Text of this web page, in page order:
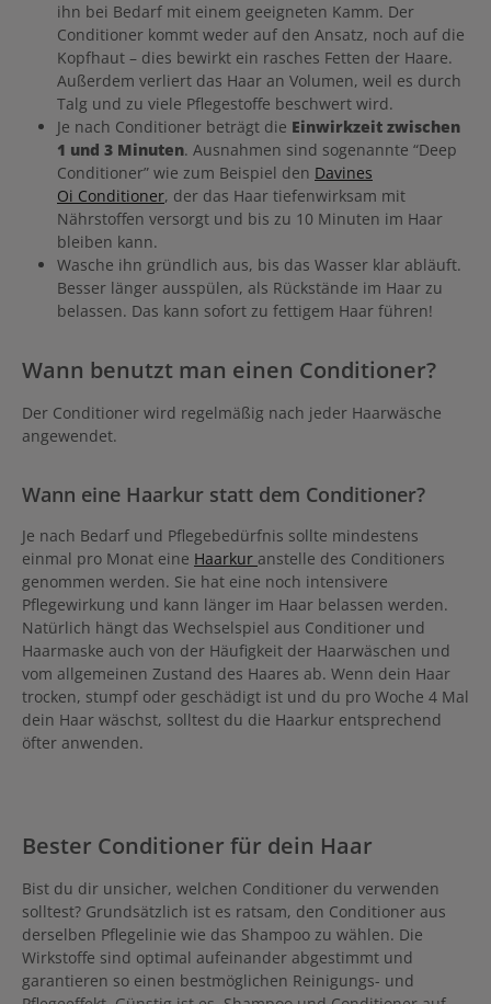
ihn bei Bedarf mit einem geeigneten Kamm. Der
Conditioner kommt weder auf den Ansatz, noch auf die
Kopfhaut – dies bewirkt ein rasches Fetten der Haare.
Außerdem verliert das Haar an Volumen, weil es durch
Talg und zu viele Pflegestoffe beschwert wird.
Je nach Conditioner beträgt die Einwirkzeit zwischen
1 und 3 Minuten. Ausnahmen sind sogenannte “Deep
Conditioner” wie zum Beispiel den Davines
Oi Conditioner, der das Haar tiefenwirksam mit
Nährstoffen versorgt und bis zu 10 Minuten im Haar
bleiben kann.
Wasche ihn gründlich aus, bis das Wasser klar abläuft.
Besser länger ausspülen, als Rückstände im Haar zu
belassen. Das kann sofort zu fettigem Haar führen!
Wann benutzt man einen Conditioner?
Der Conditioner wird regelmäßig nach jeder Haarwäsche
angewendet.
Wann eine Haarkur statt dem Conditioner?
Je nach Bedarf und Pflegebedürfnis sollte mindestens
einmal pro Monat eine Haarkur anstelle des Conditioners
genommen werden. Sie hat eine noch intensivere
Pflegewirkung und kann länger im Haar belassen werden.
Natürlich hängt das Wechselspiel aus Conditioner und
Haarmaske auch von der Häufigkeit der Haarwäschen und
vom allgemeinen Zustand des Haares ab. Wenn dein Haar
trocken, stumpf oder geschädigt ist und du pro Woche 4 Mal
dein Haar wäschst, solltest du die Haarkur entsprechend
öfter anwenden.
Bester Conditioner für dein Haar
Bist du dir unsicher, welchen Conditioner du verwenden
solltest? Grundsätzlich ist es ratsam, den Conditioner aus
derselben Pflegelinie wie das Shampoo zu wählen. Die
Wirkstoffe sind optimal aufeinander abgestimmt und
garantieren so einen bestmöglichen Reinigungs- und